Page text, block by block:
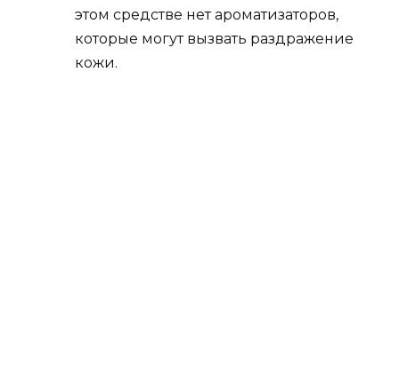
этом средстве нет ароматизаторов,
которые могут вызвать раздражение
кожи.